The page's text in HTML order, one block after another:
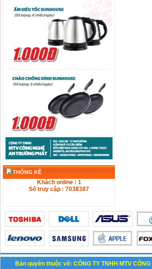
THỐNG KÊ
Khách online : 1
Số truy cập : 7038387
Bản quyền thuộc về: CÔNG TY TNHH MTV